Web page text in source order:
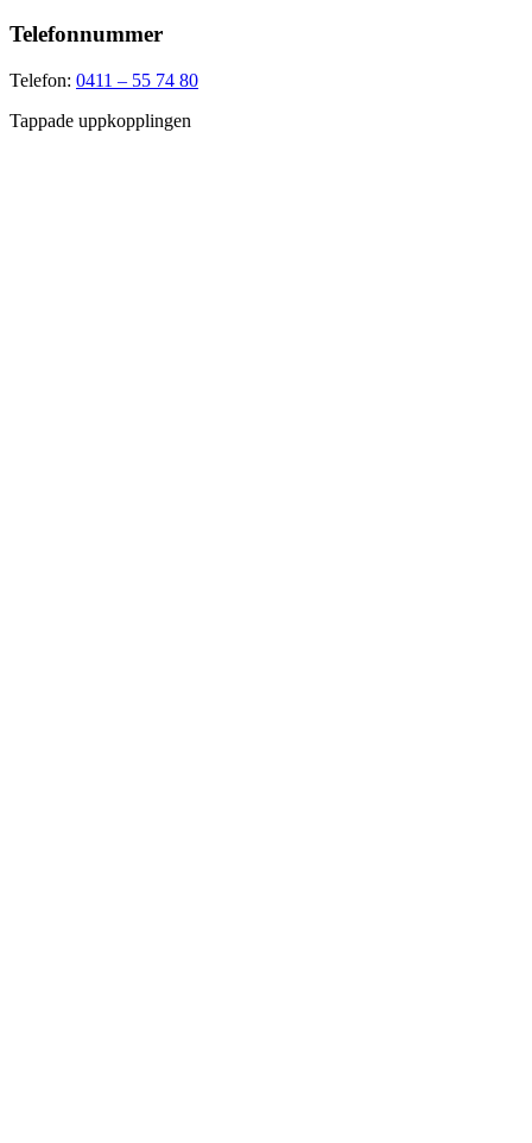
Telefonnummer
Telefon: 0411 – 55 74 80
Tappade uppkopplingen